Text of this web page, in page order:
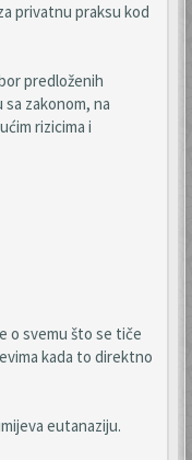
privatnu praksu kod
predloženih
zakonom, na
rizicima i
o svemu što se tiče
kada to direktno
eutanaziju.